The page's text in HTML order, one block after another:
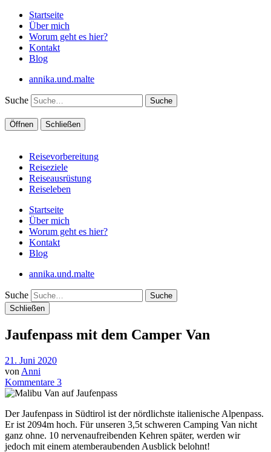
Startseite
Über mich
Worum geht es hier?
Kontakt
Blog
annika.und.malte
Suche
Öffnen Schließen
Reisevorbereitung
Reiseziele
Reiseausrüstung
Reiseleben
Startseite
Über mich
Worum geht es hier?
Kontakt
Blog
annika.und.malte
Suche
Schließen
Jaufenpass mit dem Camper Van
21. Juni 2020
von Anni
Kommentare 3
Der Jaufenpass in Südtirol ist der nördlichste italienische Alpenpass.
Er ist 2094m hoch. Für unseren 3,5t schweren Camping Van nicht
ganz ohne. 10 nervenaufreibenden Kehren später, werden wir
jedoch mit einem atemberaubenden Ausblick belohnt!